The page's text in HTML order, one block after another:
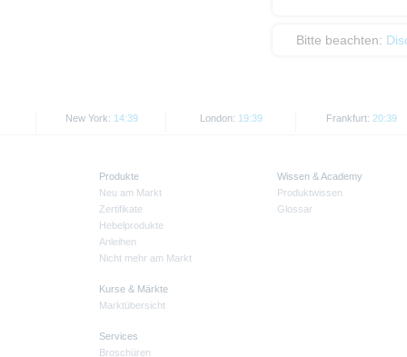
Bitte beachten:
New York: 14:39 London: 19:39 Frankfurt: 20:39
Produkte
Neu am Markt
Zertifikate
Hebelprodukte
Anleihen
Nicht mehr am Markt
Kurse & Märkte
Marktübersicht
Services
Broschüren
Wissen & Academy
Produktwissen
Glossar